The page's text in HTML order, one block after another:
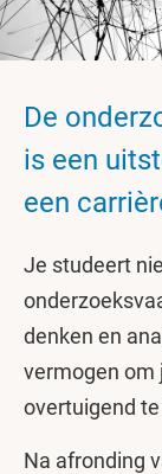
De
is een
een
Je studeert
denken en
vermogen om
overtuigend
Na afronding